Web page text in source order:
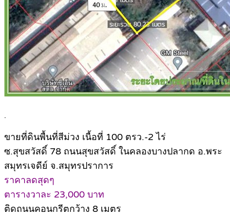
.
ขายที่ดินพื้นที่สีม่วง เนื้อที่ 100 ตรว.-2 ไร่
ซ.สุขสวัสดิ์ 78 ถนนสุขสวัสดิ์ ในคลองบางปลากด อ.พระ
สมุทรเจดีย์ จ.สมุทรปราการ
ราคาลดสุดๆ
ตารางวาละ 23,000 บาท
ติดถนนคอนกรีตกว้าง 8 เมตร